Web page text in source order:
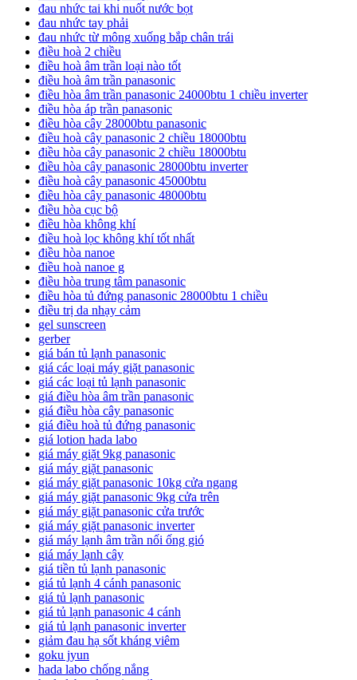
đau nhức tai khi nuốt nước bọt
đau nhức tay phải
đau nhức từ mông xuống bắp chân trái
điều hoà 2 chiều
điều hoà âm trần loại nào tốt
điều hoà âm trần panasonic
điều hòa âm trần panasonic 24000btu 1 chiều inverter
điều hòa áp trần panasonic
điều hòa cây 28000btu panasonic
điều hoà cây panasonic 2 chiều 18000btu
điều hòa cây panasonic 2 chiều 18000btu
điều hòa cây panasonic 28000btu inverter
điều hoà cây panasonic 45000btu
điều hòa cây panasonic 48000btu
điều hòa cục bộ
điều hòa không khí
điều hoà lọc không khí tốt nhất
điều hòa nanoe
điều hoà nanoe g
điều hòa trung tâm panasonic
điều hòa tủ đứng panasonic 28000btu 1 chiều
điều trị da nhạy cảm
gel sunscreen
gerber
giá bán tủ lạnh panasonic
giá các loại máy giặt panasonic
giá các loại tủ lạnh panasonic
giá điều hòa âm trần panasonic
giá điều hòa cây panasonic
giá điều hoà tủ đứng panasonic
giá lotion hada labo
giá máy giặt 9kg panasonic
giá máy giặt panasonic
giá máy giặt panasonic 10kg cửa ngang
giá máy giặt panasonic 9kg cửa trên
giá máy giặt panasonic cửa trước
giá máy giặt panasonic inverter
giá máy lạnh âm trần nối ống gió
giá máy lạnh cây
giá tiền tủ lạnh panasonic
giá tủ lạnh 4 cánh panasonic
giá tủ lạnh panasonic
giá tủ lạnh panasonic 4 cánh
giá tủ lạnh panasonic inverter
giảm đau hạ sốt kháng viêm
goku jyun
hada labo chống nắng